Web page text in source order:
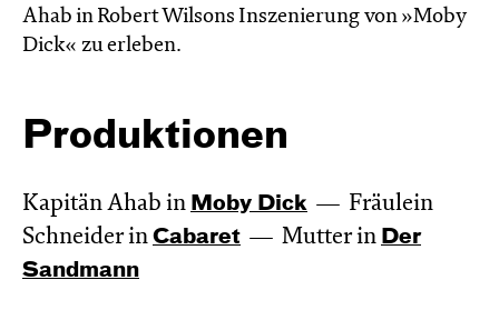
Ahab in Robert Wilsons Inszenierung von »Moby
Dick« zu erleben.
Produktionen
Kapitän Ahab in Moby Dick
Fräulein
Schneider in Cabaret Mutter in Der
Sandmann